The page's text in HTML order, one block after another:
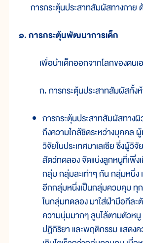
การกระตุ้นประสาทสัมผัสทางกาย
๑. การกระตุ้นพัฒนาการเด็ก
เพื่อนำเด็กออกจากโลกของตนเอ
ก. การกระตุ้นประสาทสัมผัสทั้งห้
การกระตุ้นประสาทสัมผัสทางผิ
ถึงความใกล้ชิดระหว่างบุคคล ผู้
วิจัยในประเทศมาเลเซีย ซึ่งผู้วิ
สัตว์ทดลอง จัดแบ่งลูกหนูที่เพิ่ง
กลุ่ม กลุ่มละเท่าๆ กัน กลุ่มหนึ่ง
อีกกลุ่มหนึ่งเป็นกลุ่มควบคุม ทุ
ในกลุ่มทดลอง มาใส่ฝ่ามือทีละ
ความนุ่มมากๆ ลูบไล้ตามตัวห
ปฏิกิริยา และพฤติกรรม แสดงค